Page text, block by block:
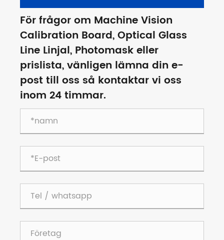
För frågor om Machine Vision
Calibration Board, Optical Glass
Line Linjal, Photomask eller
prislista, vänligen lämna din e-
post till oss så kontaktar vi oss
inom 24 timmar.